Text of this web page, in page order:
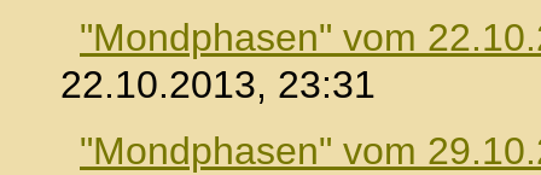
"Mondphasen" vom
22.10.2013, 23:31
"Mondphasen" vom